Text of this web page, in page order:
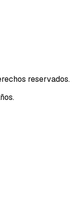
reservados.